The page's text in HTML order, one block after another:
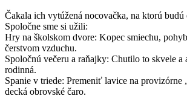
Čakala ich vytúžená nocovačka, na ktorú budú
Spoločne sme si užili:
Hry na školskom dvore: Kopec smiechu,
čerstvom vzduchu.
Spoločnú večeru a raňajky: Chutilo to skvele a
rodinná.
Spanie v triede: Premeniť lavice na provizórne
decká obrovské čaro.